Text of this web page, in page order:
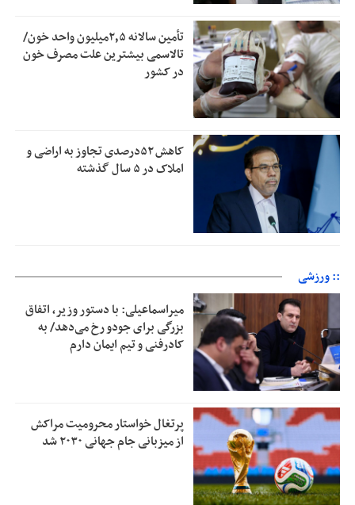
تأمین سالانه ۲٫۵میلیون واحد خون/
تالاسمی بیشترین علت مصرف‌ خون
در کشور
کاهش ۵۲درصدی تجاوز به اراضی و
املاک در ۵ سال گذشته
:: ورزشی
میراسماعیلی: با دستور وزیر، اتفاق
بزرگی برای جودو رخ می‌دهد/ به
کادرفنی و تیم ایمان دارم
پرتغال خواستار محرومیت مراکش
از میزبانی جام جهانی ۲۰۳۰ شد